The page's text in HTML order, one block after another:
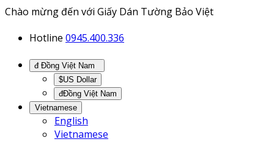
Chào mừng đến với Giấy Dán Tường Bảo Việt
Hotline 0945.400.336
$US Dollar
đĐồng Việt Nam
Vietnamese
English
Vietnamese